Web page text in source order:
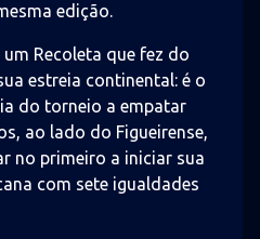
edição.
Recoleta que fez do
estreia continental: é o
do torneio a empatar
ao lado do Figueirense,
no primeiro a iniciar sua
com sete igualdades